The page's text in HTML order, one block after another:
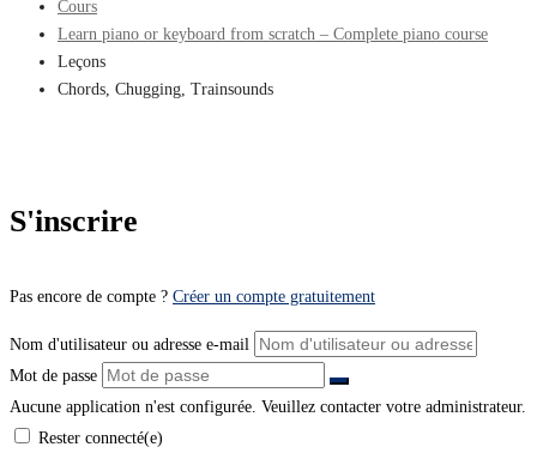
Cours
Learn piano or keyboard from scratch – Complete piano course
Leçons
Chords, Chugging, Trainsounds
S'inscrire
Pas encore de compte ? Créer un compte gratuitement
Nom d'utilisateur ou adresse e-mail
Mot de passe
Aucune application n'est configurée. Veuillez contacter votre administrateur.
Rester connecté(e)